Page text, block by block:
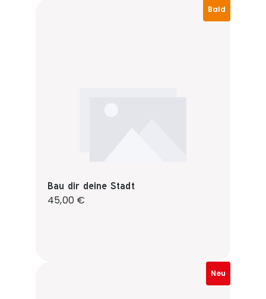
Bald
Bau dir deine Stadt
Regulärer Preis:
45,00 €
Neu